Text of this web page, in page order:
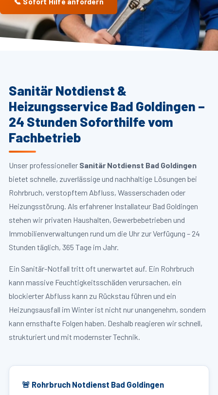
Sanitär Notdienst &
Heizungsservice Bad Goldingen –
24 Stunden Soforthilfe vom
Fachbetrieb
Unser professioneller Sanitär Notdienst Bad Goldingen
bietet schnelle, zuverlässige und nachhaltige Lösungen bei
Rohrbruch, verstopftem Abfluss, Wasserschaden oder
Heizungsstörung. Als erfahrener Installateur Bad Goldingen
stehen wir privaten Haushalten, Gewerbebetrieben und
Immobilienverwaltungen rund um die Uhr zur Verfügung – 24
Stunden täglich, 365 Tage im Jahr.
Ein Sanitär-Notfall tritt oft unerwartet auf. Ein Rohrbruch
kann massive Feuchtigkeitsschäden verursachen, ein
blockierter Abfluss kann zu Rückstau führen und ein
Heizungsausfall im Winter ist nicht nur unangenehm, sondern
kann ernsthafte Folgen haben. Deshalb reagieren wir schnell,
strukturiert und mit modernster Technik.
🚨 Rohrbruch Notdienst Bad Goldingen